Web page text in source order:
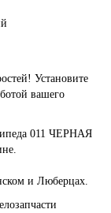
Установите
вашего
011 ЧЕРНАЯ
и Люберцах.